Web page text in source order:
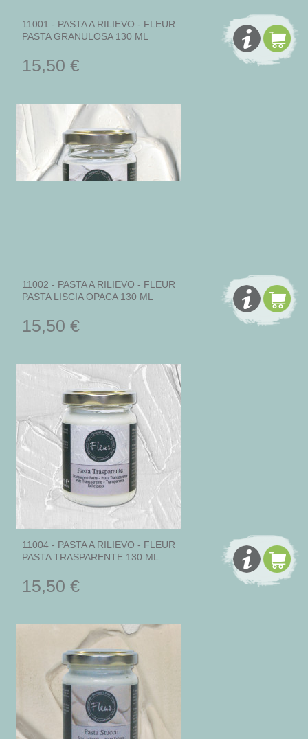
11001 - PASTA A RILIEVO - FLEUR
PASTA GRANULOSA 130 ML
15,50 €
11002 - PASTA A RILIEVO - FLEUR
PASTA LISCIA OPACA 130 ML
15,50 €
11004 - PASTA A RILIEVO - FLEUR
PASTA TRASPARENTE 130 ML
15,50 €